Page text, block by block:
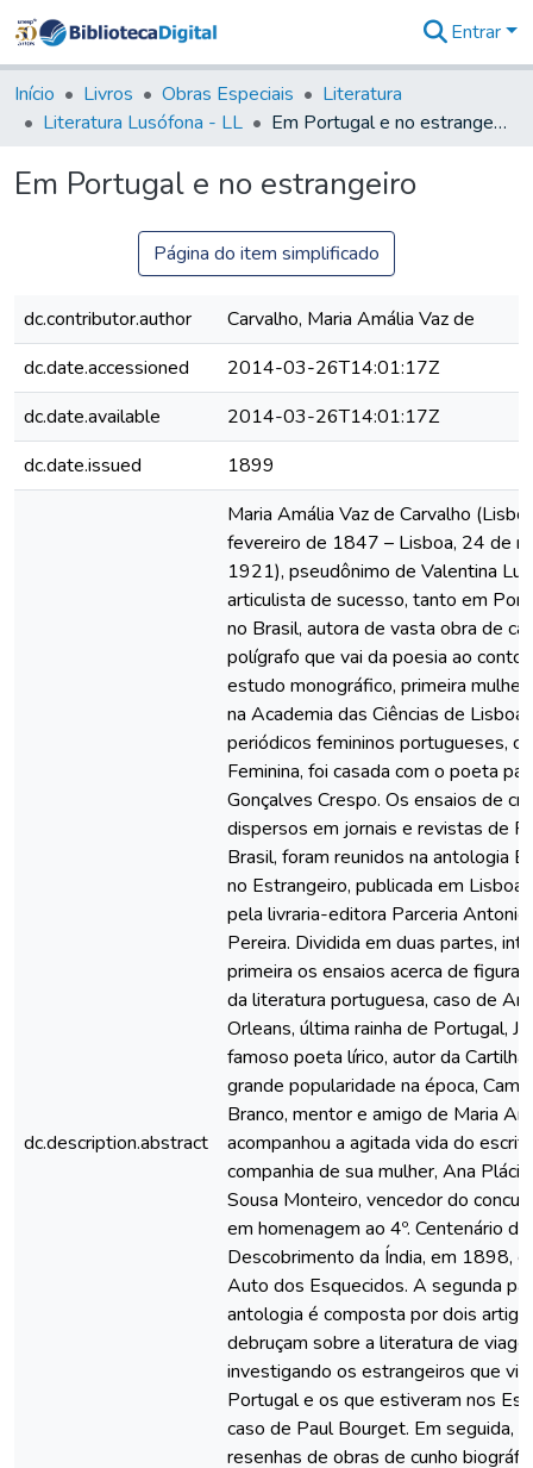
&
Coleções
Tudo na
Digital
Entrar
Início Livros Obras Especiais
Literatura
Literatura Lusófona - LL
Em Portugal e no estrangeiro
Em Portugal e no estrangeiro
Página do item simplificado
dc.contributor.author
Carvalho, Maria Amália Vaz de
dc.date.accessioned
2014-03-26T14:01:17Z
dc.date.available
2014-03-26T14:01:17Z
dc.date.issued
1899
dc.description.abstract
Maria Amália Vaz de Carvalho
fevereiro de 1847 – Lisboa, 24 de
1921), pseudônimo de Valentina
articulista de sucesso, tanto em
no Brasil, autora de vasta obra de
polígrafo que vai da poesia ao conto,
estudo monográfico, primeira mulher
na Academia das Ciências de
periódicos femininos portugueses,
Feminina, foi casada com o poeta
Gonçalves Crespo. Os ensaios de
dispersos em jornais e revistas de
Brasil, foram reunidos na antologia
no Estrangeiro, publicada em
pela livraria-editora Parceria Antonio
Pereira. Dividida em duas partes,
primeira os ensaios acerca de
da literatura portuguesa, caso de
Orleans, última rainha de Portugal,
famoso poeta lírico, autor da
grande popularidade na época,
Branco, mentor e amigo de Maria
acompanhou a agitada vida do
companhia de sua mulher, Ana
Sousa Monteiro, vencedor do
em homenagem ao 4º. Centenário do
Descobrimento da Índia, em 1898,
Auto dos Esquecidos. A segunda
antologia é composta por dois
debruçam sobre a literatura de
investigando os estrangeiros que
Portugal e os que estiveram nos
caso de Paul Bourget. Em seguida,
resenhas de obras de cunho